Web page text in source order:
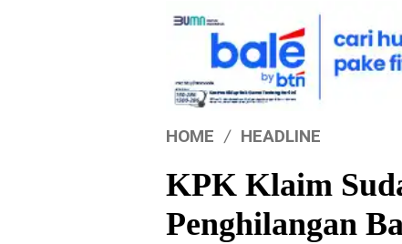
HOME HEADLINE
KPK Klaim
Penghilangan